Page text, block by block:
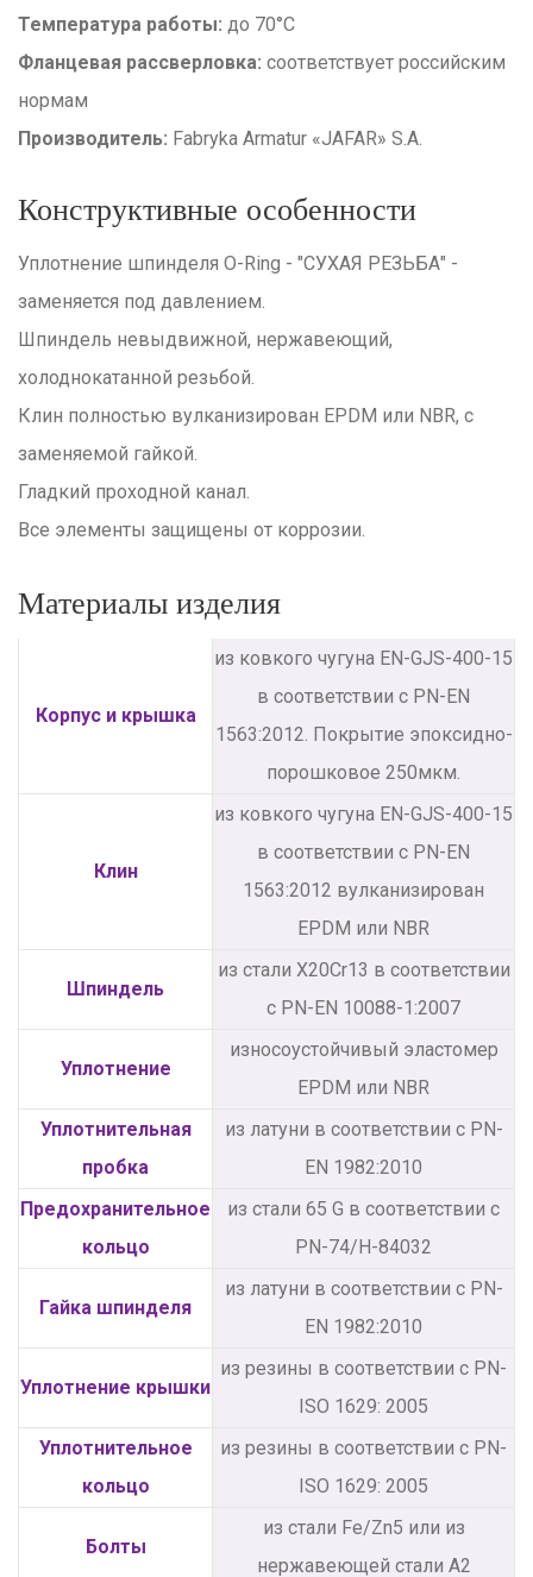
Температура работы: до 70°C
Фланцевая рассверловка: соответствует российским
нормам
Производитель: Fabryka Armatur «JAFAR» S.A.
Конструктивные особенности
Уплотнение шпинделя O-Ring - "СУХАЯ РЕЗЬБА" -
заменяется под давлением.
Шпиндель невыдвижной, нержавеющий,
холоднокатанной резьбой.
Клин полностью вулканизирован EPDM или NBR, с
заменяемой гайкой.
Гладкий проходной канал.
Все элементы защищены от коррозии.
Материалы изделия
Корпус и крышка
из ковкого чугуна EN-GJS-400-15
в соответствии с PN-EN
1563:2012. Покрытие эпоксидно-
порошковое 250мкм.
Клин
из ковкого чугуна EN-GJS-400-15
в соответствии с PN-EN
1563:2012 вулканизирован
EPDM или NBR
Шпиндель
из стали Х20Cr13 в соответствии
с PN-EN 10088-1:2007
Уплотнение
износоустойчивый эластомер
EPDM или NBR
Уплотнительная
пробка
из латуни в соответствии с PN-
EN 1982:2010
Предохранительное
кольцо
из стали 65 G в соответствии с
PN-74/H-84032
Гайка шпинделя
из латуни в соответствии с PN-
EN 1982:2010
Уплотнение крышки
из резины в соответствии с PN-
ISO 1629: 2005
Уплотнительное
кольцо
из резины в соответствии с PN-
ISO 1629: 2005
Болты
из стали Fe/Zn5 или из
нержавеющей стали А2